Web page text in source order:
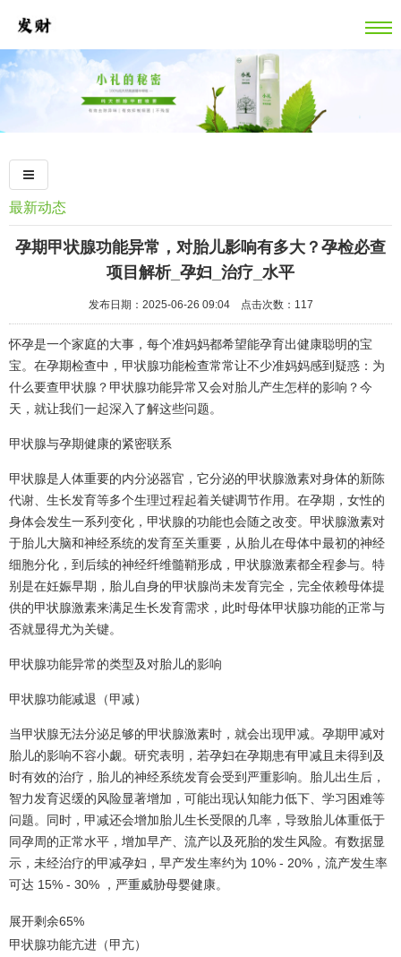
最新动态
孕期甲状腺功能异常，对胎儿影响有多大？孕检必查
项目解析_孕妇_治疗_水平
发布日期：2025-06-26 09:04 点击次数：117
怀孕是一个家庭的大事，每个准妈妈都希望能孕育出健康聪明的宝
宝。在孕期检查中，甲状腺功能检查常常让不少准妈妈感到疑惑：为
什么要查甲状腺？甲状腺功能异常又会对胎儿产生怎样的影响？今
天，就让我们一起深入了解这些问题。
甲状腺与孕期健康的紧密联系
甲状腺是人体重要的内分泌器官，它分泌的甲状腺激素对身体的新陈
代谢、生长发育等多个生理过程起着关键调节作用。在孕期，女性的
身体会发生一系列变化，甲状腺的功能也会随之改变。甲状腺激素对
于胎儿大脑和神经系统的发育至关重要，从胎儿在母体中最初的神经
细胞分化，到后续的神经纤维髓鞘形成，甲状腺激素都全程参与。特
别是在妊娠早期，胎儿自身的甲状腺尚未发育完全，完全依赖母体提
供的甲状腺激素来满足生长发育需求，此时母体甲状腺功能的正常与
否就显得尤为关键。
甲状腺功能异常的类型及对胎儿的影响
甲状腺功能减退（甲减）
当甲状腺无法分泌足够的甲状腺激素时，就会出现甲减。孕期甲减对
胎儿的影响不容小觑。研究表明，若孕妇在孕期患有甲减且未得到及
时有效的治疗，胎儿的神经系统发育会受到严重影响。胎儿出生后，
智力发育迟缓的风险显著增加，可能出现认知能力低下、学习困难等
问题。同时，甲减还会增加胎儿生长受限的几率，导致胎儿体重低于
同孕周的正常水平，增加早产、流产以及死胎的发生风险。有数据显
示，未经治疗的甲减孕妇，早产发生率约为 10% - 20%，流产发生率
可达 15% - 30% ，严重威胁母婴健康。
展开剩余65%
甲状腺功能亢进（甲亢）